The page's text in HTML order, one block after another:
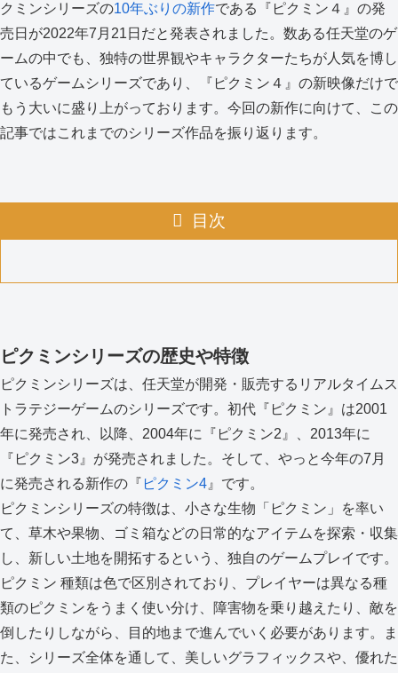
クミンシリーズの10年ぶりの新作である『ピクミン４』の発
売日が2022年7月21日だと発表されました。数ある任天堂のゲ
ームの中でも、独特の世界観やキャラクターたちが人気を博し
ているゲームシリーズであり、『ピクミン４』の新映像だけで
もう大いに盛り上がっております。今回の新作に向けて、この
記事ではこれまでのシリーズ作品を振り返ります。
目次
ピクミンシリーズの歴史や特徴
ピクミンシリーズは、任天堂が開発・販売するリアルタイムス
トラテジーゲームのシリーズです。初代『ピクミン』は2001
年に発売され、以降、2004年に『ピクミン2』、2013年に
『ピクミン3』が発売されました。そして、やっと今年の7月
に発売される新作の『 ピクミン4 』です。
ピクミンシリーズの特徴は、小さな生物「ピクミン」を率い
て、草木や果物、ゴミ箱などの日常的なアイテムを探索・収集
し、新しい土地を開拓するという、独自のゲームプレイです。
ピクミン 種類は色で区別されており、プレイヤーは異なる種
類のピクミンをうまく使い分け、障害物を乗り越えたり、敵を
倒したりしながら、目的地まで進んでいく必要があります。ま
た、シリーズ全体を通して、美しいグラフィックスや、優れた